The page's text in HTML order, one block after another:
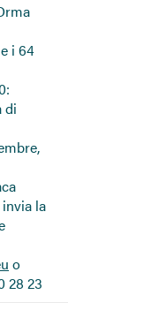
i 64
di
invia la
o
28 23